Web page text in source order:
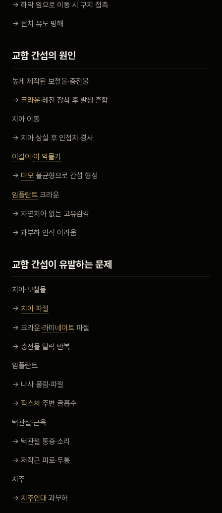
→ 하악 앞으로 이동 시 구치 접촉
→ 전치 유도 방해
교합 간섭의 원인
높게 제작된 보철물·충전물
→ 크라운·레진 장착 후 발생 흔함
치아 이동
→ 치아 상실 후 인접치 경사
이갈이 ·이 악물기
→ 마모 불균형으로 간섭 형성
임플란트 크라운
→ 자연치아 없는 고유감각
→ 과부하 인식 어려움
교합 간섭이 유발하는 문제
치아·보철물
→ 치아 파절
→ 크라운·라미네이트 파절
→ 충전물 탈락 반복
임플란트
→ 나사 풀림·파절
→ 픽스처 주변 골흡수
턱관절·근육
→ 턱관절 통증·소리
→ 저작근 피로·두통
치주
→ 치주인대 과부하